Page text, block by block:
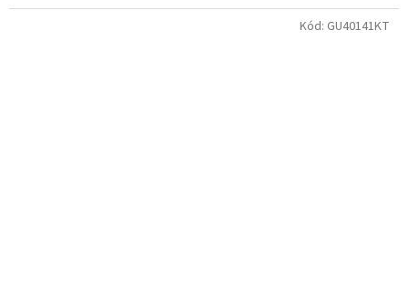
Kód: GU40141KT